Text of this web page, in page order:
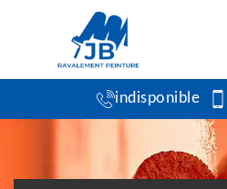
indisponible